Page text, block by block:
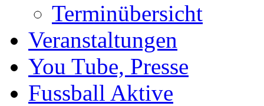
Terminübersicht
Veranstaltungen
You Tube, Presse
Fussball Aktive